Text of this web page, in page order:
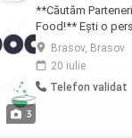
3
**Căutăm
Food!** Ești o
motivată? Vrei să
program și să
ta? Alătură-te
de livrare pentru
Brasov, Brasov
20 iulie
Telefon validat